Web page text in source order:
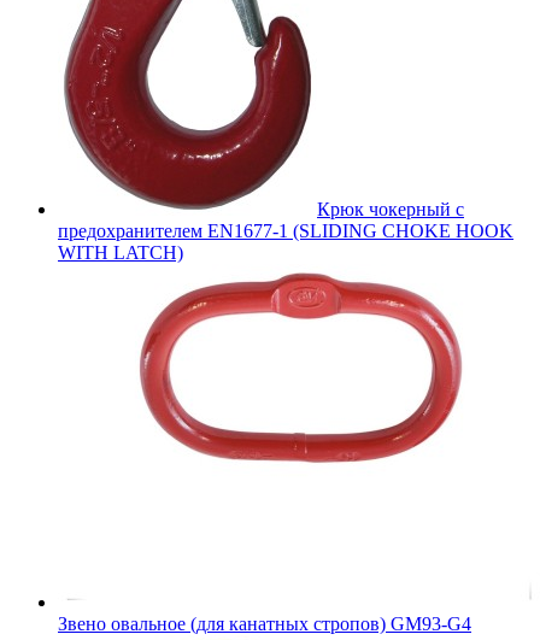
Крюк чокерный с
предохранителем EN1677-1 (SLIDING CHOKE HOOK
WITH LATCH)
Звено овальное (для канатных стропов) GM93-G4